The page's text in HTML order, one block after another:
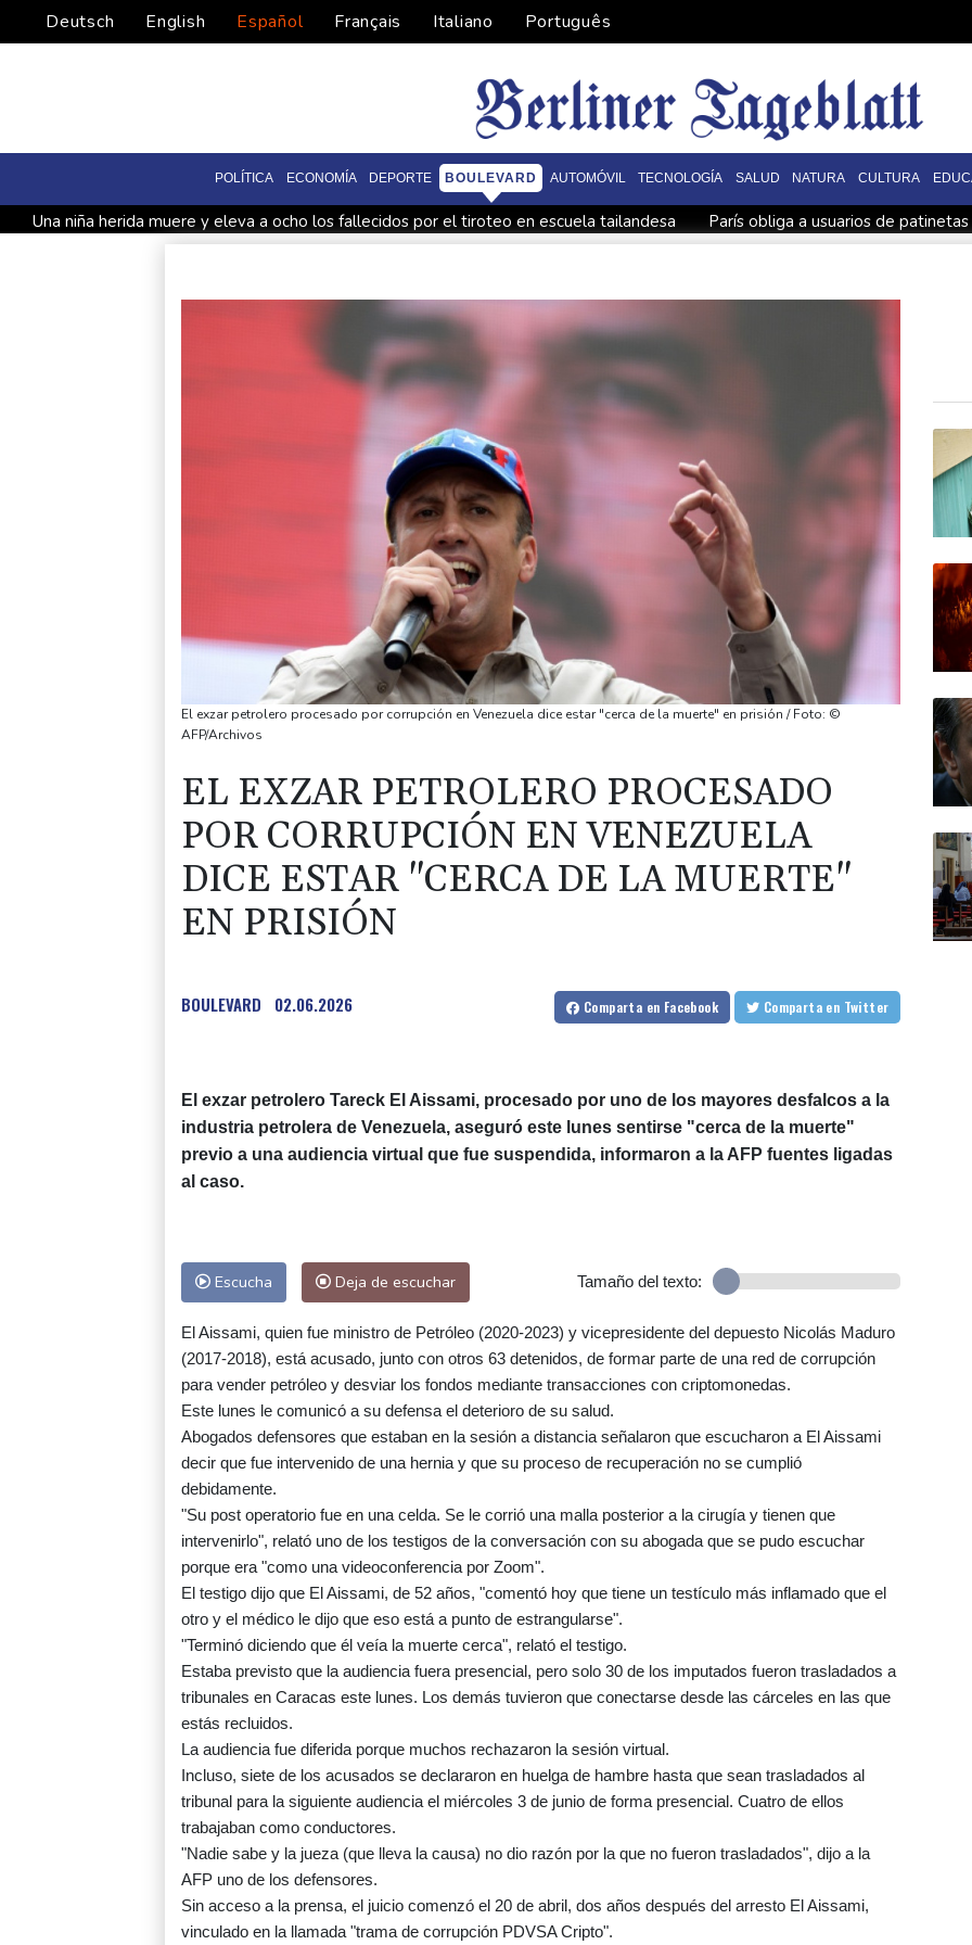
Deutsch English Español Français Italiano Português
POLÍTICA ECONOMÍA DEPORTE BOULEVARD AUTOMÓVIL TECNOLOGÍA SALUD NATURA CULTURA
Una niña herida muere y eleva a ocho los fallecidos por el tiroteo en escuela tailandesa
París obliga a usuarios de
Ucrania despide a un voluntario que dedicó su vida a rescatar a los muertos
Un dron entra en Bulgaria y estalla cerca de un
El burrito causa indigestión en el partido de Trump
Comienza la vendimia en la región francesa de Borgoña, un nuevo
El exzar petrolero procesado por corrupción en Venezuela dice estar "cerca de la muerte" en prisión / Foto: ©
AFP/Archivos
EL EXZAR PETROLERO PROCESADO
POR CORRUPCIÓN EN VENEZUELA
DICE ESTAR "CERCA DE LA MUERTE"
EN PRISIÓN
BOULEVARD 02.06.2026 Comparta en Facebook Comparta en Twitter
El exzar petrolero Tareck El Aissami, procesado por uno de los mayores desfalcos a la
industria petrolera de Venezuela, aseguró este lunes sentirse "cerca de la muerte"
previo a una audiencia virtual que fue suspendida, informaron a la AFP fuentes ligadas
al caso.
Escucha Deja de escuchar Tamaño del texto:
El Aissami, quien fue ministro de Petróleo (2020-2023) y vicepresidente del depuesto Nicolás Maduro
(2017-2018), está acusado, junto con otros 63 detenidos, de formar parte de una red de corrupción
para vender petróleo y desviar los fondos mediante transacciones con criptomonedas.
Este lunes le comunicó a su defensa el deterioro de su salud.
Abogados defensores que estaban en la sesión a distancia señalaron que escucharon a El Aissami
decir que fue intervenido de una hernia y que su proceso de recuperación no se cumplió
debidamente.
"Su post operatorio fue en una celda. Se le corrió una malla posterior a la cirugía y tienen que
intervenirlo", relató uno de los testigos de la conversación con su abogada que se pudo escuchar
porque era "como una videoconferencia por Zoom".
El testigo dijo que El Aissami, de 52 años, "comentó hoy que tiene un testículo más inflamado que el
otro y el médico le dijo que eso está a punto de estrangularse".
"Terminó diciendo que él veía la muerte cerca", relató el testigo.
Estaba previsto que la audiencia fuera presencial, pero solo 30 de los imputados fueron trasladados a
tribunales en Caracas este lunes. Los demás tuvieron que conectarse desde las cárceles en las que
estás recluidos.
La audiencia fue diferida porque muchos rechazaron la sesión virtual.
Incluso, siete de los acusados se declararon en huelga de hambre hasta que sean trasladados al
tribunal para la siguiente audiencia el miércoles 3 de junio de forma presencial. Cuatro de ellos
trabajaban como conductores.
"Nadie sabe y la jueza (que lleva la causa) no dio razón por la que no fueron trasladados", dijo a la
AFP uno de los defensores.
Sin acceso a la prensa, el juicio comenzó el 20 de abril, dos años después del arresto El Aissami,
vinculado en la llamada "trama de corrupción PDVSA Cripto".